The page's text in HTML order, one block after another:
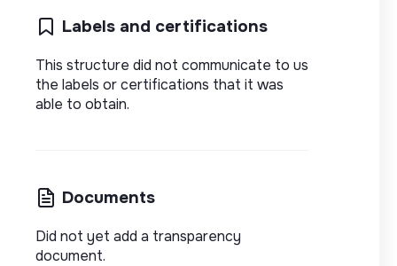
Labels and certifications
This structure did not communicate to us
the labels or certifications that it was
able to obtain.
Documents
Did not yet add a transparency
document.